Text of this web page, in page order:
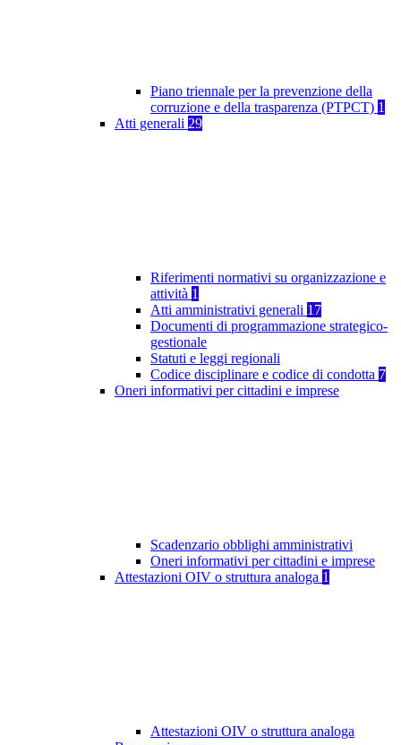
Piano triennale per la prevenzione della
corruzione e della trasparenza (PTPCT) 1
Atti generali 29
Riferimenti normativi su organizzazione e
attività 1
Atti amministrativi generali 17
Documenti di programmazione strategico-
gestionale
Statuti e leggi regionali
Codice disciplinare e codice di condotta 7
Oneri informativi per cittadini e imprese
Scadenzario obblighi amministrativi
Oneri informativi per cittadini e imprese
Attestazioni OIV o struttura analoga 1
Attestazioni OIV o struttura analoga